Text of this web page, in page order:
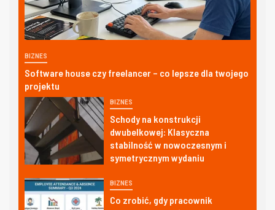
BIZNES
Software house czy freelancer – co lepsze dla twojego
projektu
BIZNES
Schody na konstrukcji
dwubelkowej: Klasyczna
stabilność w nowoczesnym i
symetrycznym wydaniu
BIZNES
Co zrobić, gdy pracownik